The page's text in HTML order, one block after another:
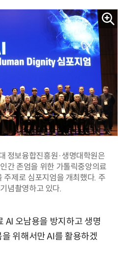
정보융합진흥원·생명대학원은
간 존엄을 위한 가톨릭중앙의료
주제로 심포지엄을 개최했다. 주
념촬영하고 있다.
AI 오남용을 방지하고 생명
위해서만 AI를 활용하겠